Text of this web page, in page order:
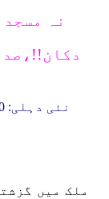
نہ
ملک میں